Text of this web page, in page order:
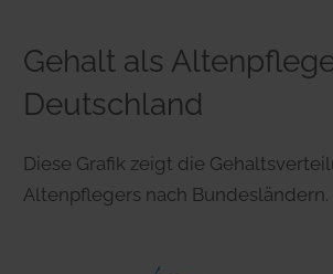
Gehalt als
Deutschland
Diese Grafik zeigt die
Altenpflegers nach Bundesländern.